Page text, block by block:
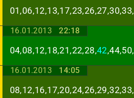
01,06,12,13,17,23,26,27,30,33,
16.01.2013 22:18
04,08,12,18,21,22,28,42,44,50,
16.01.2013 14:05
08,12,16,17,20,24,26,29,32,33,